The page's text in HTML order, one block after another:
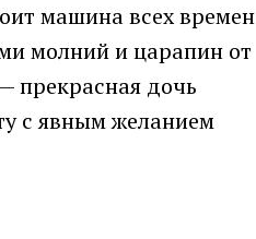
машина всех времен
молний и царапин от
прекрасная дочь
с явным желанием